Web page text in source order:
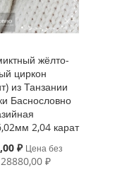
жёлто-
циркон
из Танзании
Баснословно
2,04 карат
₽ Цена без
28880,00 ₽